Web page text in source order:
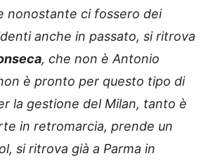
nonostante ci fossero dei
anche in passato, si ritrova
, che non è Antonio
è pronto per questo tipo di
la gestione del Milan, tanto è
in retromarcia, prende un
si ritrova già a Parma in